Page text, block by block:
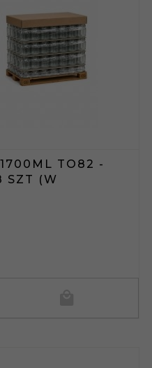
TO82 -
SZT (W